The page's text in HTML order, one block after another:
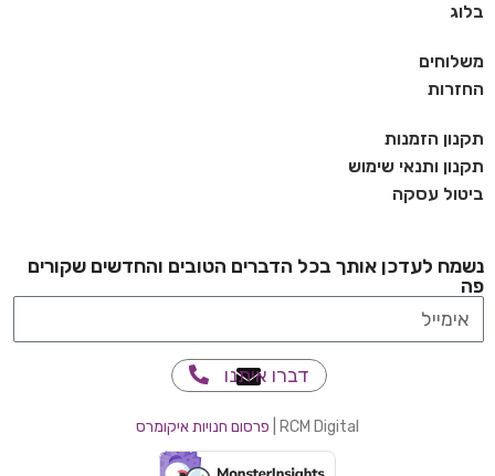
בלוג
משלוחים
החזרות
תקנון הזמנות
תקנון ותנאי שימוש
ביטול עסקה
נשמח לעדכן אותך בכל הדברים הטובים והחדשים שקורים
פה
דברו איתנו
RCM Digital | פרסום חנויות איקומרס